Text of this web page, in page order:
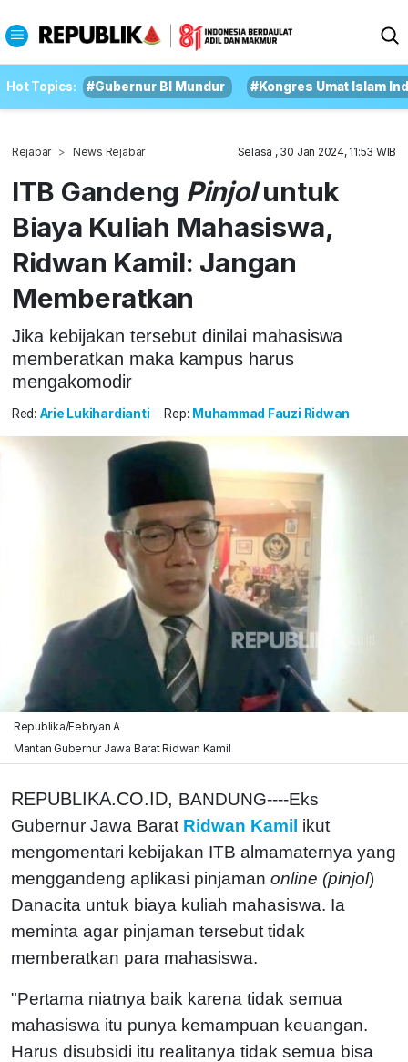
Hot Topics: #Gubernur BI Mundur #Kongres Umat Islam
Rejabar News Rejabar Selasa , 30 Jan 2024, 11:53 WIB
ITB Gandeng Pinjoluntuk
Biaya Kuliah Mahasiswa,
Ridwan Kamil: Jangan
Memberatkan
Jika kebijakan tersebut dinilai mahasiswa
memberatkan maka kampus harus
mengakomodir
Red: Arie Lukihardianti Rep: Muhammad Fauzi Ridwan
Republika/Febryan A
Mantan Gubernur Jawa Barat Ridwan Kamil
REPUBLIKA.CO.ID, BANDUNG----Eks
Gubernur Jawa Barat Ridwan Kamil ikut
mengomentari kebijakan ITB almamaternya yang
menggandeng aplikasi pinjaman online (pinjol)
Danacita untuk biaya kuliah mahasiswa. Ia
meminta agar pinjaman tersebut tidak
memberatkan para mahasiswa.
"Pertama niatnya baik karena tidak semua
mahasiswa itu punya kemampuan keuangan.
Harus disubsidi itu realitanya tidak semua bisa